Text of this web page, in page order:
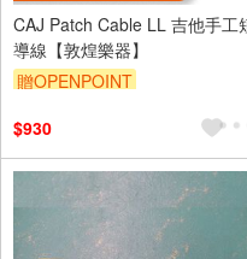
CAJ Patch Cable LL 吉他手工
導線【敦煌樂器】
贈OPENPOINT
$930